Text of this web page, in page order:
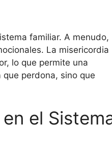
familiar. A menudo,
La misericordia
lo que permite una
perdona, sino que
el